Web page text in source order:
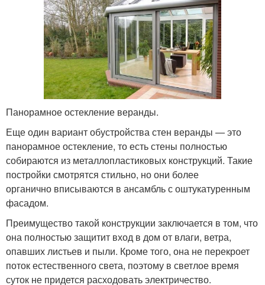
Панорамное остекление веранды.
Еще один вариант обустройства стен веранды — это
панорамное остекление, то есть стены полностью
собираются из металлопластиковых конструкций. Такие
постройки смотрятся стильно, но они более
органично вписываются в ансамбль с оштукатуренным
фасадом.
Преимущество такой конструкции заключается в том, что
она полностью защитит вход в дом от влаги, ветра,
опавших листьев и пыли. Кроме того, она не перекроет
поток естественного света, поэтому в светлое время
суток не придется расходовать электричество.